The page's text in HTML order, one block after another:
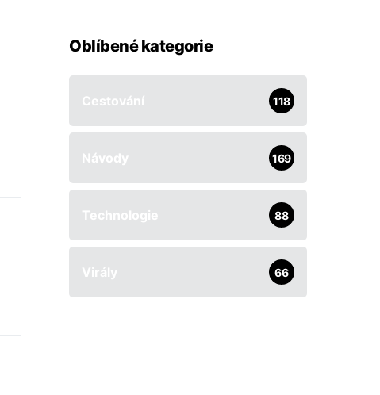
Oblíbené kategorie
Cestování 118
Návody 169
Technologie 88
Virály 66